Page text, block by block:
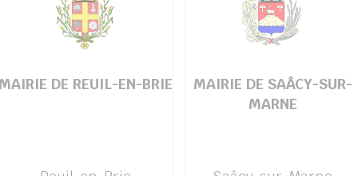
DE REUIL-EN-BRIE
MAIRIE DE SAÂCY-SUR-
MARNE